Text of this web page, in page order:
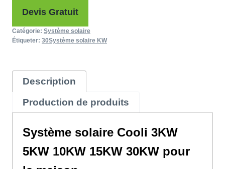
Devis Gratuit
Catégorie: Système solaire
Étiqueter: 30Système solaire KW
Description
Production de produits
Système solaire Cooli 3KW
5KW 10KW 15KW 30KW pour